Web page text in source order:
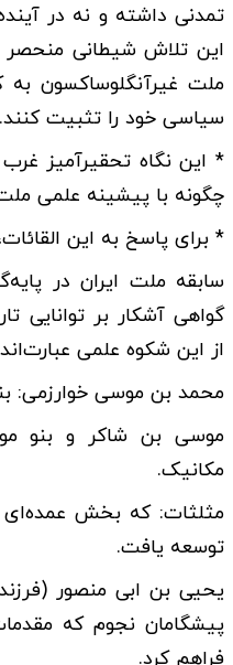
تمدنی داشته و نه در
این تلاش شیطانی منحصر
ملت غیرآنگلوساکسون
سیاسی خود را تثبیت کنند.
* این نگاه تحقیرآمیز
چگونه با پیشینه علمی
* برای پاسخ به این
سابقه ملت ایران در
گواهی آشکار بر توانایی
از این شکوه علمی عبارت‌اند
محمد بن موسی خوارزمی:
موسی بن شاکر و بنو
مکانیک.
مثلثات: که بخش عمده‌ای
توسعه یافت.
یحیی بن ابی منصور
پیشگامان نجوم که
فراهم کرد.